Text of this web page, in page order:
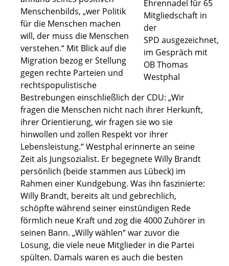
Ehrennadel für 65
Mitgliedschaft in
der
SPD ausgezeichnet,
im Gespräch mit
OB Thomas
Westphal
Menschenbilds, „wer Politik
für die Menschen machen
will, der muss die Menschen
verstehen.“ Mit Blick auf die
Migration bezog er Stellung
gegen rechte Parteien und
rechtspopulistische
Bestrebungen einschließlich der CDU: „Wir
fragen die Menschen nicht nach ihrer Herkunft,
ihrer Orientierung, wir fragen sie wo sie
hinwollen und zollen Respekt vor ihrer
Lebensleistung.“ Westphal erinnerte an seine
Zeit als Jungsozialist. Er begegnete Willy Brandt
persönlich (beide stammen aus Lübeck) im
Rahmen einer Kundgebung. Was ihn faszinierte:
Willy Brandt, bereits alt und gebrechlich,
schöpfte während seiner einstündigen Rede
förmlich neue Kraft und zog die 4000 Zuhörer in
seinen Bann. „Willy wählen“ war zuvor die
Losung, die viele neue Mitglieder in die Partei
spülten. Damals waren es auch die besten